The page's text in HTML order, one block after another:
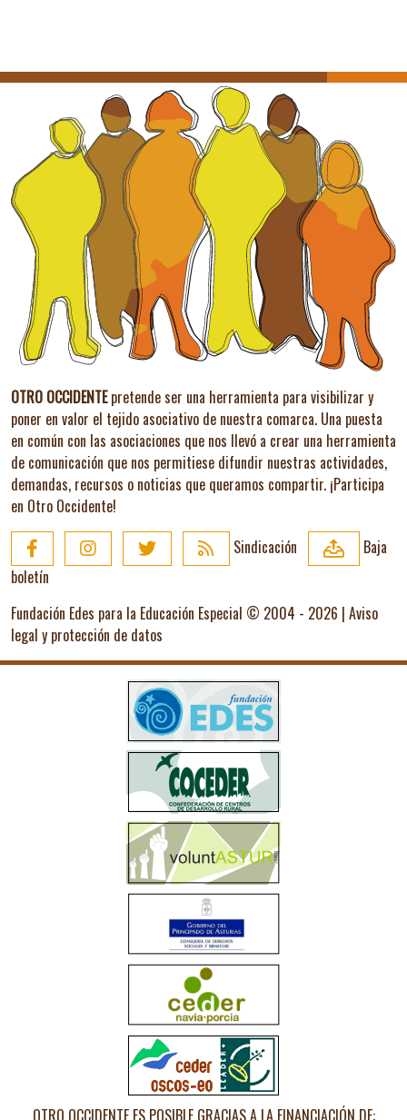
OTRO OCCIDENTEpretende ser una herramienta para visibilizar y
poner en valor el tejido asociativo de nuestra comarca. Una puesta
en común con las asociaciones que nos llevó a crear una herramienta
de comunicación que nos permitiese difundir nuestras actividades,
demandas, recursos o noticias que queramos compartir. ¡Participa
en Otro Occidente!
Sindicación
Baja
boletín
Fundación Edes para la Educación Especial © 2004 - 2026 | Aviso
legal y protección de datos